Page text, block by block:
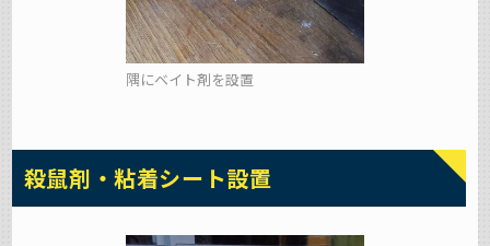
隅にベイト剤を設置
殺鼠剤・粘着シート設置